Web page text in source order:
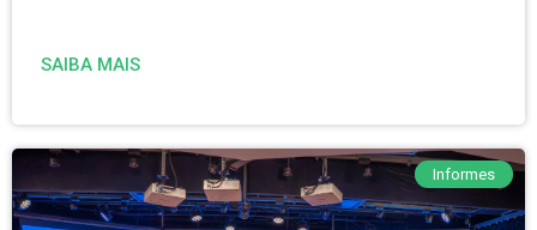
SAIBA MAIS
Informes